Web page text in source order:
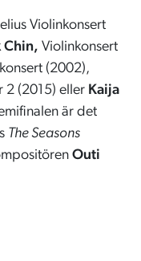
Violinkonsert
Chin, Violinkonsert
(2002),
2 (2015) eller Kaija
är det
The Seasons
Outi